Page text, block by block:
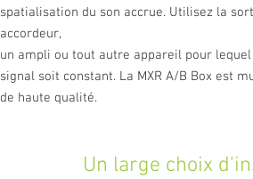
spatialisation du son accrue. Utilisez la
accordeur,
un ampli ou tout autre appareil pour
signal soit constant. La MXR A/B Box est
de haute qualité.
Un large choix